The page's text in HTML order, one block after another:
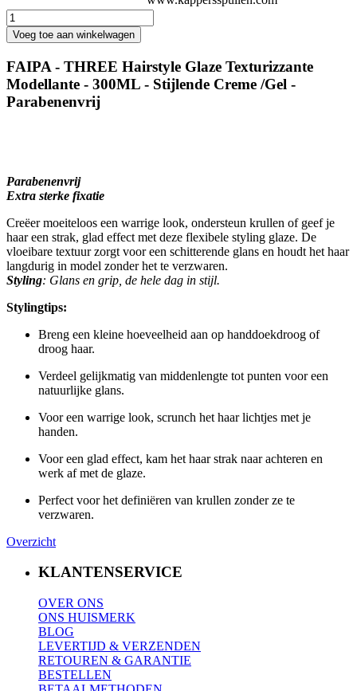
Voeg toe aan winkelwagen
FAIPA - THREE Hairstyle Glaze Texturizzante
Modellante - 300ML - Stijlende Creme /Gel -
Parabenenvrij
Parabenenvrij
Extra sterke fixatie
Creëer moeiteloos een warrige look, ondersteun krullen of geef je
haar een strak, glad effect met deze flexibele styling glaze. De
vloeibare textuur zorgt voor een schitterende glans en houdt het haar
langdurig in model zonder het te verzwaren.
Styling: Glans en grip, de hele dag in stijl.
Stylingtips:
Breng een kleine hoeveelheid aan op handdoekdroog of
droog haar.
Verdeel gelijkmatig van middenlengte tot punten voor een
natuurlijke glans.
Voor een warrige look, scrunch het haar lichtjes met je
handen.
Voor een glad effect, kam het haar strak naar achteren en
werk af met de glaze.
Perfect voor het definiëren van krullen zonder ze te
verzwaren.
Overzicht
KLANTENSERVICE
OVER ONS
ONS HUISMERK
BLOG
LEVERTIJD & VERZENDEN
RETOUREN & GARANTIE
BESTELLEN